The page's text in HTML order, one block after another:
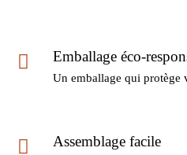
Emballage éco-
Un emballage qui protège
Assemblage facile